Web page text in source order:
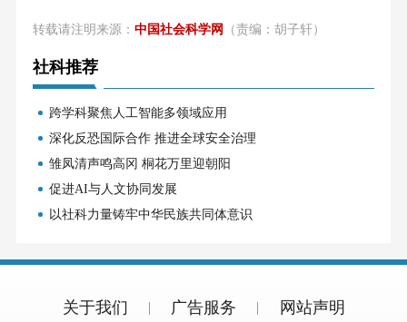
转载请注明来源： 中国社会科学网 （责编：胡子轩）
社科推荐
跨学科聚焦人工智能多领域应用
深化反恐国际合作 推进全球安全治理
雏凤清声鸣高冈 桐花万里迎朝阳
促进AI与人文协同发展
以社科力量铸牢中华民族共同体意识
关于我们 广告服务 网站声明